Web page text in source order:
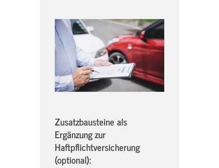
Zusatzbausteine als
Ergänzung zur
Haftpflichtversicherung
(optional):